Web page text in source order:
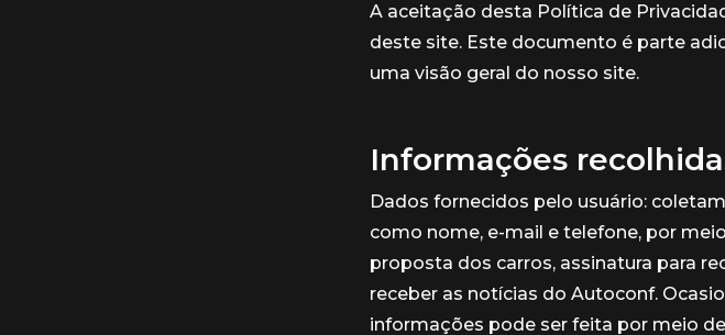
A aceitação desta Política de
deste site. Este documento é parte
uma visão geral do nosso site.
Informações
Dados fornecidos pelo usuário:
como nome, e-mail e telefone, por
proposta dos carros, assinatura para
receber as notícias do Autoconf.
informações pode ser feita por meio